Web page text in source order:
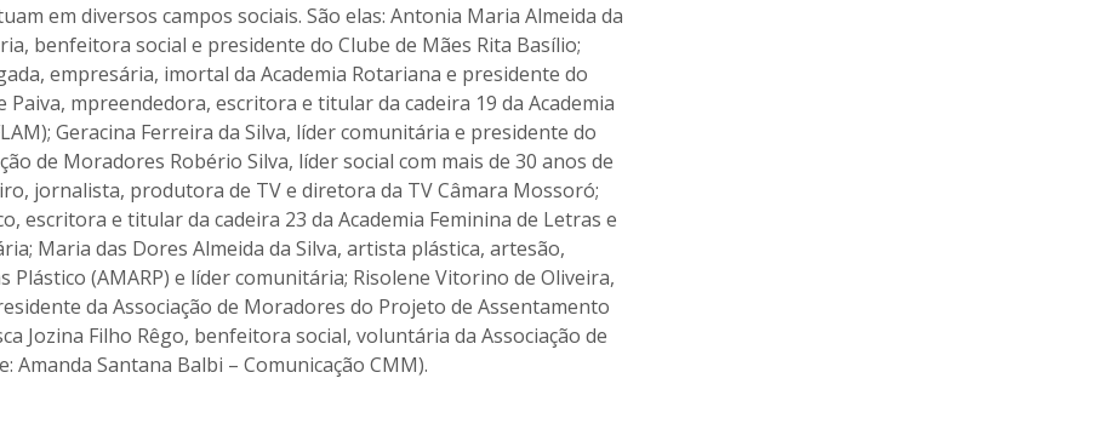
em diversos campos sociais. São elas: Antonia Maria Almeida da
benfeitora social e presidente do Clube de Mães Rita Basílio;
empresária, imortal da Academia Rotariana e presidente do
mpreendedora, escritora e titular da cadeira 19 da Academia
Geracina Ferreira da Silva, líder comunitária e presidente do
de Moradores Robério Silva, líder social com mais de 30 anos de
jornalista, produtora de TV e diretora da TV Câmara Mossoró;
escritora e titular da cadeira 23 da Academia Feminina de Letras e
Maria das Dores Almeida da Silva, artista plástica, artesão,
(AMARP) e líder comunitária; Risolene Vitorino de Oliveira,
da Associação de Moradores do Projeto de Assentamento
Jozina Filho Rêgo, benfeitora social, voluntária da Associação de
Amanda Santana Balbi – Comunicação CMM).